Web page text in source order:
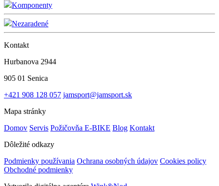
Komponenty
Nezaradené
Kontakt
Hurbanova 2944
905 01 Senica
+421 908 128 057 jamsport@jamsport.sk
Mapa stránky
Domov Servis Požičovňa E-BIKE Blog Kontakt
Dôležité odkazy
Podmienky používania Ochrana osobných údajov Cookies policy
Obchodné podmienky